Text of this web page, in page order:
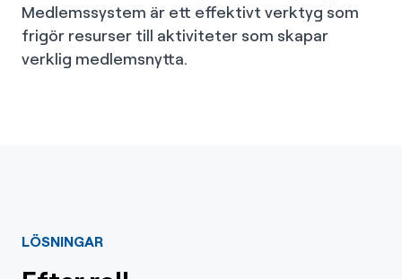
Medlemssystem är ett effektivt verktyg som
frigör resurser till aktiviteter som skapar
verklig medlemsnytta.
LÖSNINGAR